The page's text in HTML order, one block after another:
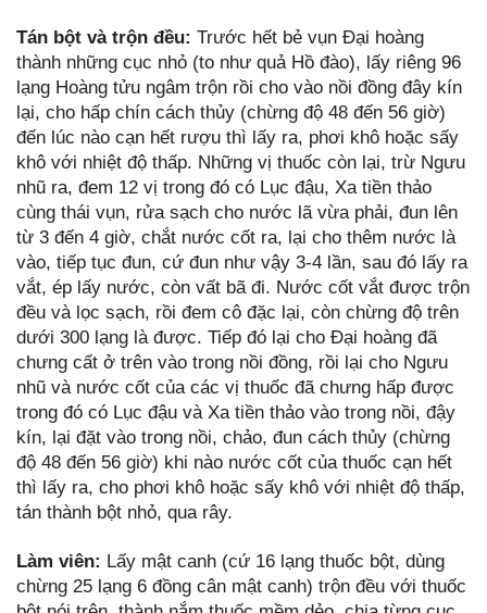
Tán bột và trộn đều: Trước hết bẻ vụn Đại hoàng
thành những cục nhỏ (to như quả Hồ đào), lấy riêng 96
lạng Hoàng tửu ngâm trộn rồi cho vào nồi đồng đây kín
lại, cho hấp chín cách thủy (chừng độ 48 đến 56 giờ)
đến lúc nào cạn hết rượu thì lấy ra, phơi khô hoặc sấy
khô với nhiệt độ thấp. Những vị thuốc còn lại, trừ Ngưu
nhũ ra, đem 12 vị trong đó có Lục đậu, Xa tiền thảo
cùng thái vụn, rửa sạch cho nước lã vừa phải, đun lên
từ 3 đến 4 giờ, chắt nước cốt ra, lại cho thêm nước là
vào, tiếp tục đun, cứ đun như vậy 3-4 lần, sau đó lấy ra
vắt, ép lấy nước, còn vất bã đi. Nước cốt vắt được trộn
đều và lọc sạch, rồi đem cô đặc lại, còn chừng độ trên
dưới 300 lạng là được. Tiếp đó lại cho Đại hoàng đã
chưng cất ở trên vào trong nồi đồng, rồi lại cho Ngưu
nhũ và nước cốt của các vị thuốc đã chưng hấp được
trong đó có Lục đậu và Xa tiền thảo vào trong nồi, đậy
kín, lại đặt vào trong nồi, chảo, đun cách thủy (chừng
độ 48 đến 56 giờ) khi nào nước cốt của thuốc cạn hết
thì lấy ra, cho phơi khô hoặc sấy khô với nhiệt độ thấp,
tán thành bột nhỏ, qua rây.
Làm viên: Lấy mật canh (cứ 16 lạng thuốc bột, dùng
chừng 25 lạng 6 đồng cân mật canh) trộn đều với thuốc